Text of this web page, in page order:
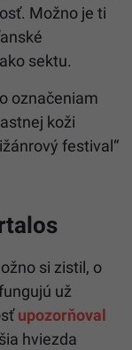
Možno je ti
sektu.
označeniam
koži
festival“
si zistil, o
už
upozorňoval
hviezda